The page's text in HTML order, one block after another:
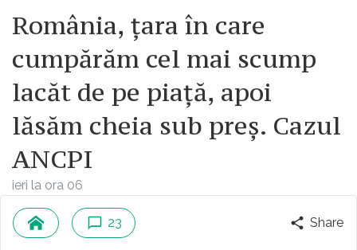
România, țara în care
cumpărăm cel mai scump
lacăt de pe piață, apoi
lăsăm cheia sub preș. Cazul
ANCPI
ieri la ora 06
23 Share